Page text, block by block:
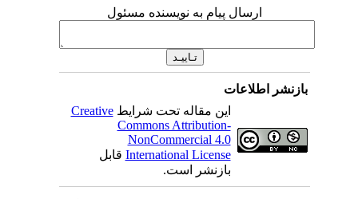
ارسال پیام به نویسنده مسئول
بازنشر اطلاعات
این مقاله تحت شرایطCreative
Commons Attribution-
NonCommercial 4.0
International License قابل
بازنشر است.